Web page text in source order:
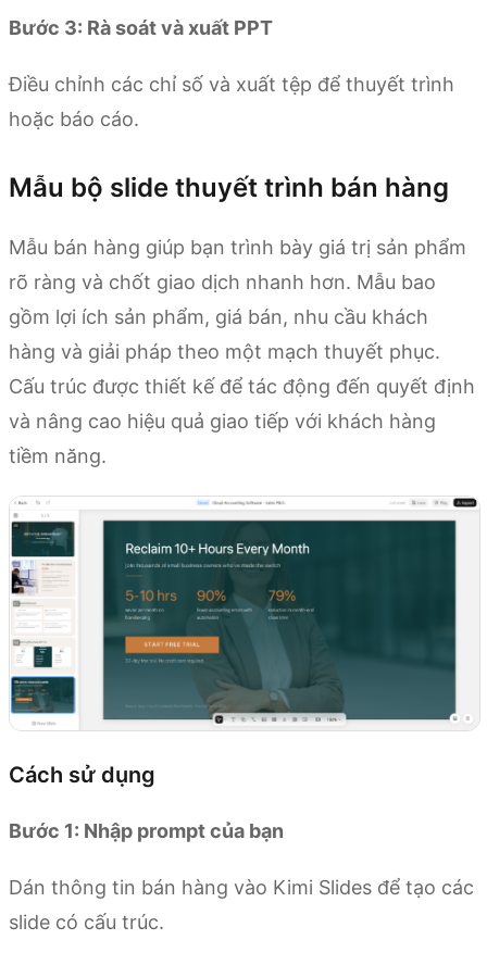
Bước 3: Rà soát và xuất PPT
Điều chỉnh các chỉ số và xuất tệp để thuyết trình
hoặc báo cáo.
Mẫu bộ slide thuyết trình bán hàng
Mẫu bán hàng giúp bạn trình bày giá trị sản phẩm
rõ ràng và chốt giao dịch nhanh hơn. Mẫu bao
gồm lợi ích sản phẩm, giá bán, nhu cầu khách
hàng và giải pháp theo một mạch thuyết phục.
Cấu trúc được thiết kế để tác động đến quyết định
và nâng cao hiệu quả giao tiếp với khách hàng
tiềm năng.
Cách sử dụng
Bước 1: Nhập prompt của bạn
Dán thông tin bán hàng vào Kimi Slides để tạo các
slide có cấu trúc.